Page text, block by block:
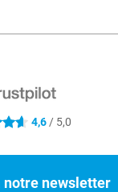
4,6 / 5,0
notre newsletter